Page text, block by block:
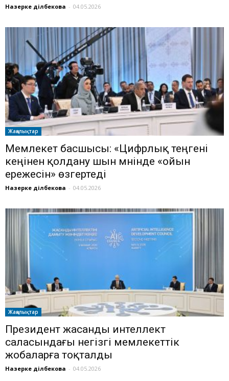
Назерке Әділбекова - 04.05.2026
Жаңалықтар
Мемлекет басшысы: «Цифрлық теңгені
кеңінен қолдану шын мәнінде «ойын
ережесін» өзгертеді
Назерке Әділбекова - 04.05.2026
Жаңалықтар
Президент жасанды интеллект
саласындағы негізгі мемлекеттік
жобаларға тоқталды
Назерке Әділбекова - 04.05.2026